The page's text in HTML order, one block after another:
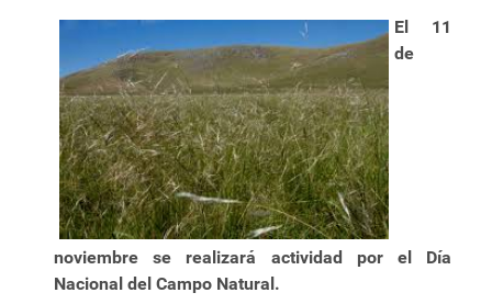
El 11
de
noviembre se realizará actividad por el Día
Nacional del Campo Natural.